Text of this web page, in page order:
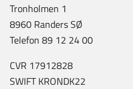
Tronholmen 1
8960 Randers SØ
Telefon 89 12 24 00
CVR 17912828
SWIFT KRONDK22